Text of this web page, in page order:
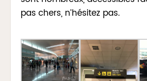
pas chers, n’hésitez pas.